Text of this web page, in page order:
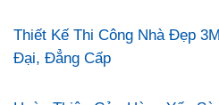
Thiết Kế Thi Công Nhà Đẹp
Đại, Đẳng Cấp